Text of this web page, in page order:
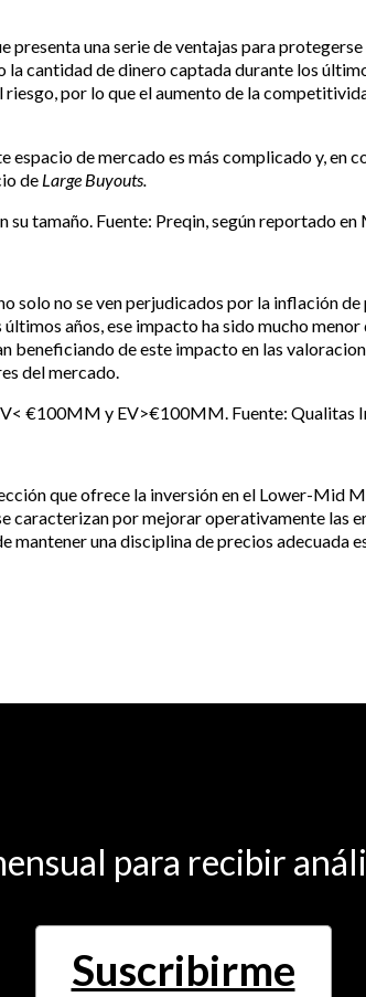
presenta una serie de ventajas para
cantidad de dinero captada durante los
por lo que el aumento de la
de mercado es más complicado y, en
de Large Buyouts.
su tamaño. Fuente: Preqin, según reportado
solo no se ven perjudicados por la inflación de
años, ese impacto ha sido mucho menor
beneficiando de este impacto en las
del mercado.
€100MM y EV>€100MM. Fuente: Qualitas
que ofrece la inversión en el Lower-Mid
caracterizan por mejorar operativamente las
una disciplina de precios adecuada
para recibir
Suscribirme